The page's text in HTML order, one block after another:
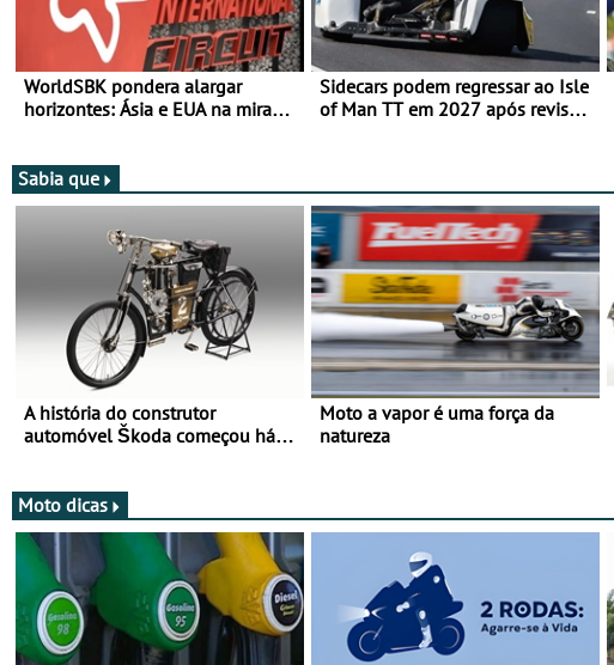
WorldSBK pondera alargar
horizontes: Ásia e EUA na mira
Sidecars podem regressar ao Isle
of Man TT em 2027 após revisão
Sabia que
A história do construtor
automóvel Škoda começou há
Moto a vapor é uma força da
natureza
Moto dicas